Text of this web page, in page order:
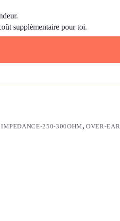
supplémentaire pour toi.
IMPEDANCE-250-300OHM,OVER-EAR